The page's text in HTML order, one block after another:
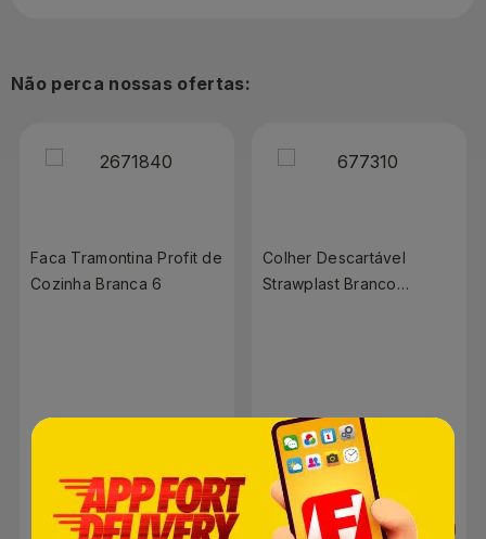
Não perca nossas ofertas:
Faca Tramontina Profit de
Cozinha Branca 6
Adicionar
Colher Descartável
Strawplast Branco
R$ 7,49
Adicionar